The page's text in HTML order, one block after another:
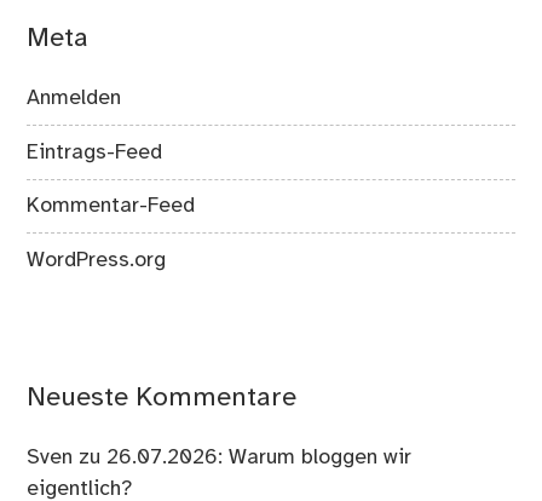
Meta
Anmelden
Eintrags-Feed
Kommentar-Feed
WordPress.org
Neueste Kommentare
Sven zu 26.07.2026: Warum bloggen wir
eigentlich?